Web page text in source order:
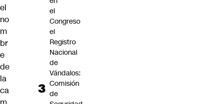
el
no
m
br
e
de
la
ca
el
Congreso
el
Registro
Nacional
de
Vándalos:
Comisión
de